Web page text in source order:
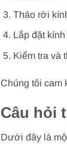
Tháo rời
Lắp đặt
Kiểm tra và
Chúng tôi cam
Câu hỏi
Dưới đây là